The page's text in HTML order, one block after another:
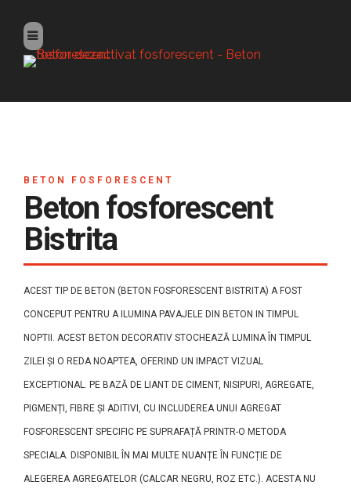
BETON FOSFORESCENT
Beton fosforescent
Bistrita
ACEST TIP DE BETON (BETON FOSFORESCENT BISTRITA) A FOST
CONCEPUT PENTRU A ILUMINA PAVAJELE DIN BETON IN TIMPUL
NOPTII. ACEST BETON DECORATIV STOCHEAZĂ LUMINA ÎN TIMPUL
ZILEI ȘI O REDA NOAPTEA, OFERIND UN IMPACT VIZUAL
EXCEPTIONAL. PE BAZĂ DE LIANT DE CIMENT, NISIPURI, AGREGATE,
PIGMENȚI, FIBRE ȘI ADITIVI, CU INCLUDEREA UNUI AGREGAT
FOSFORESCENT SPECIFIC PE SUPRAFAȚĂ PRINTR-O METODA
SPECIALA. DISPONIBIL ÎN MAI MULTE NUANȚE ÎN FUNCȚIE DE
ALEGEREA AGREGATELOR (CALCAR NEGRU, ROZ ETC.). ACESTA NU